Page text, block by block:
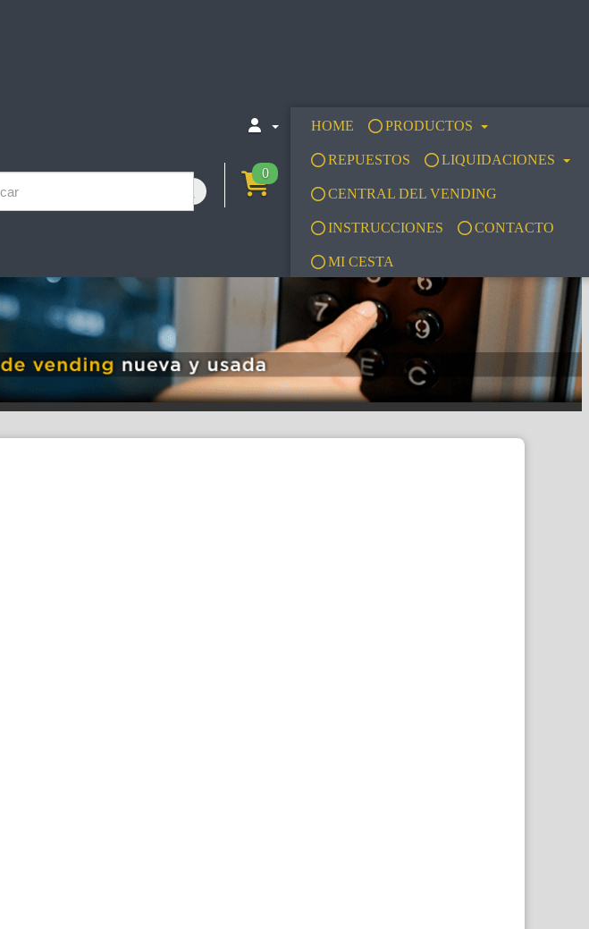
0
HOME PRODUCTOS
REPUESTOS LIQUIDACIONES
CENTRAL DEL VENDING
INSTRUCCIONES CONTACTO
MI CESTA